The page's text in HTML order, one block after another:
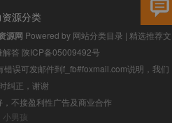
资源分类
源网 Powered by 网站分类目录 | 精选推荐文
解答 陕ICP备05009492号
误可发邮件到f_fb#foxmail.com说明，我们
纠正，谢谢
不接盈利性广告及商业合作
小男孩